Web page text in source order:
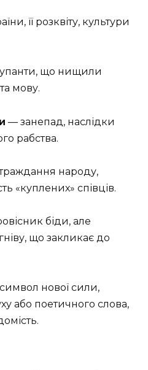
її розквіту, культури
що нищили
мову.
— занепад, наслідки
рабства.
народу,
«куплених» співців.
біди, але
що закликає до
нової сили,
або поетичного слова,